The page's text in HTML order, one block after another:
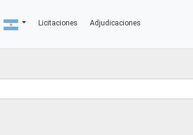
Licitaciones Adjudicaciones